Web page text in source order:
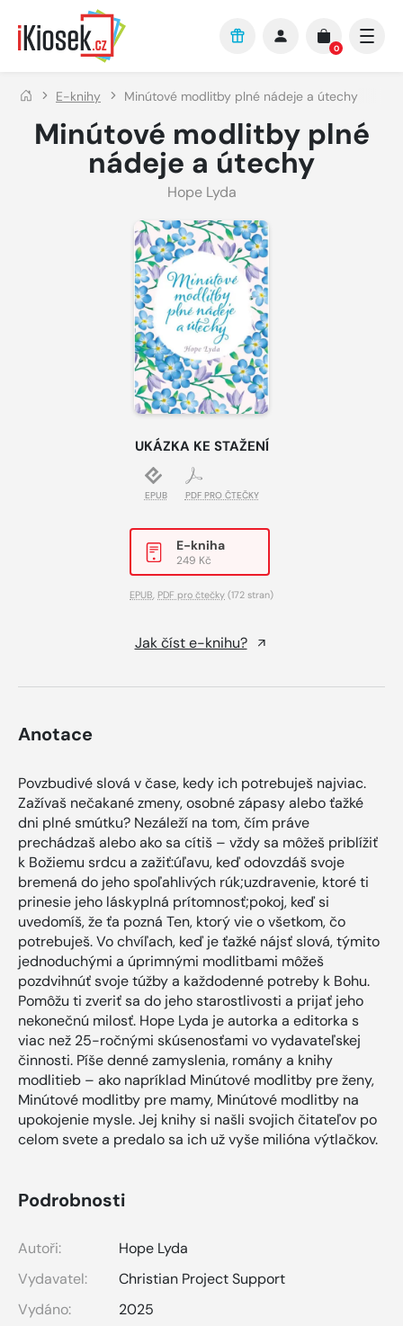
Přejít na hlavní obsah
0
E-knihy Minútové modlitby plné nádeje a útechy
Minútové modlitby plné
nádeje a útechy
Hope Lyda
UKÁZKA KE STAŽENÍ
EPUB PDF PRO ČTEČKY
E-kniha
249 Kč
EPUB, PDF pro čtečky (172 stran)
Jak číst e-knihu?
Anotace
Povzbudivé slová v čase, kedy ich potrebuješ najviac.
Zažívaš nečakané zmeny, osobné zápasy alebo ťažké
dni plné smútku? Nezáleží na tom, čím práve
prechádzaš alebo ako sa cítiš – vždy sa môžeš priblížiť
k Božiemu srdcu a zažiť:úľavu, keď odovzdáš svoje
bremená do jeho spoľahlivých rúk;uzdravenie, ktoré ti
prinesie jeho láskyplná prítomnosť;pokoj, keď si
uvedomíš, že ťa pozná Ten, ktorý vie o všetkom, čo
potrebuješ. Vo chvíľach, keď je ťažké nájsť slová, týmito
jednoduchými a úprimnými modlitbami môžeš
pozdvihnúť svoje túžby a každodenné potreby k Bohu.
Pomôžu ti zveriť sa do jeho starostlivosti a prijať jeho
nekonečnú milosť. Hope Lyda je autorka a editorka s
viac než 25-ročnými skúsenosťami vo vydavateľskej
činnosti. Píše denné zamyslenia, romány a knihy
modlitieb – ako napríklad Minútové modlitby pre ženy,
Minútové modlitby pre mamy, Minútové modlitby na
upokojenie mysle. Jej knihy si našli svojich čitateľov po
celom svete a predalo sa ich už vyše milióna výtlačkov.
Podrobnosti
Autoři:
Hope Lyda
Vydavatel:
Christian Project Support
Vydáno:
2025